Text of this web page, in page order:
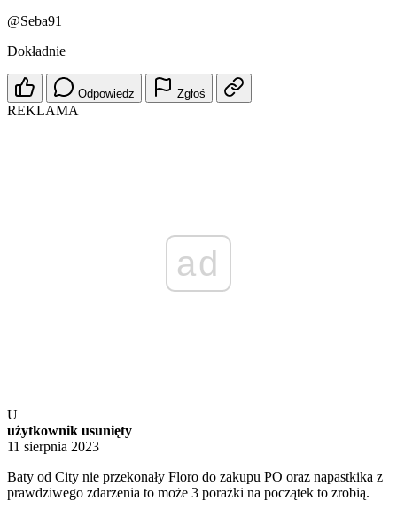
@Seba91
Dokładnie
Odpowiedz Zgłoś
REKLAMA
ad
U
użytkownik usunięty
11 sierpnia 2023
Baty od City nie przekonały Floro do zakupu PO oraz napastkika z
prawdziwego zdarzenia to może 3 porażki na początek to zrobią.